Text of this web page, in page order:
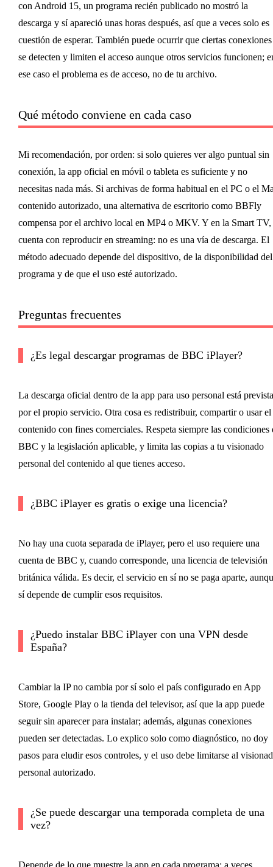
con Android 15, un programa recién publicado no mostró la
descarga y sí apareció unas horas después, así que a veces solo es
cuestión de esperar. También puede ocurrir que ciertas conexiones
se detecten y limiten el acceso aunque otros servicios funcionen;
ese caso el problema es de acceso, no de tu archivo.
Qué método conviene en cada caso
Mi recomendación, por orden: si solo quieres ver algo puntual sin
conexión, la app oficial en móvil o tableta es suficiente y no
necesitas nada más. Si archivas de forma habitual en el PC o el
contenido autorizado, una alternativa de escritorio como BBFly
compensa por el archivo local en MP4 o MKV. Y en la Smart TV,
cuenta con reproducir en streaming: no es una vía de descarga. El
método adecuado depende del dispositivo, de la disponibilidad del
programa y de que el uso esté autorizado.
Preguntas frecuentes
¿Es legal descargar programas de BBC iPlayer?
La descarga oficial dentro de la app para uso personal está prevista
por el propio servicio. Otra cosa es redistribuir, compartir o usar el
contenido con fines comerciales. Respeta siempre las condiciones
BBC y la legislación aplicable, y limita las copias a tu visionado
personal del contenido al que tienes acceso.
¿BBC iPlayer es gratis o exige una licencia?
No hay una cuota separada de iPlayer, pero el uso requiere una
cuenta de BBC y, cuando corresponde, una licencia de televisión
británica válida. Es decir, el servicio en sí no se paga aparte,
sí depende de cumplir esos requisitos.
¿Puedo instalar BBC iPlayer con una VPN desde
España?
Cambiar la IP no cambia por sí solo el país configurado en App
Store, Google Play o la tienda del televisor, así que la app puede
seguir sin aparecer para instalar; además, algunas conexiones
pueden ser detectadas. Lo explico solo como diagnóstico, no doy
pasos para eludir esos controles, y el uso debe limitarse al
personal autorizado.
¿Se puede descargar una temporada completa de una
vez?